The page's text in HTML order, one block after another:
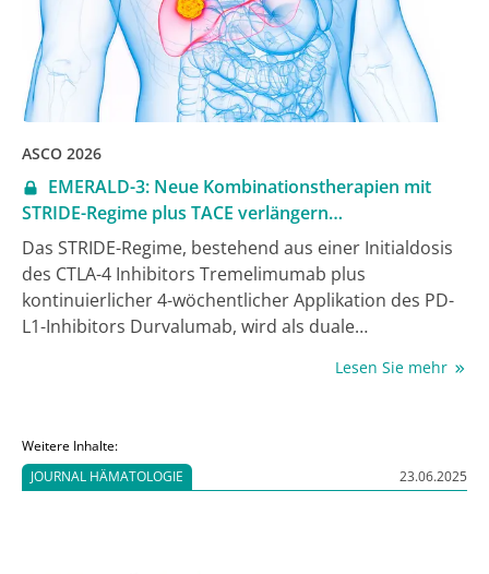
ASCO 2026
EMERALD-3: Neue Kombinationstherapien mit
STRIDE-Regime plus TACE verlängern
progressionsfreie Zeit beim Embolisations-
geeigneten HCC
Das STRIDE-Regime, bestehend aus einer Initialdosis
des CTLA-4 Inhibitors Tremelimumab plus
kontinuierlicher 4-wöchentlicher Applikation des PD-
L1-Inhibitors Durvalumab, wird als duale
beim fortgeschrittenen oder nicht resezierbaren
Studie HIMALAYA [1, 2]. Aktuelle Ergebnisse der
Phase-III-Studie EMERALD-3 zeigen nun, dass STRIDE
Lesen Sie mehr
Weitere Inhalte:
JOURNAL HÄMATOLOGIE
23.06.2025